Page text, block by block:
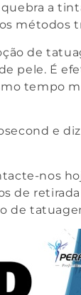
a
métodos
de
pele. É
tempo
e
nos
de
de